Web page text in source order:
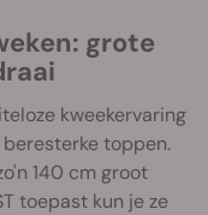
grote
kweekervaring
toppen.
140 cm groot
toepast kun je ze